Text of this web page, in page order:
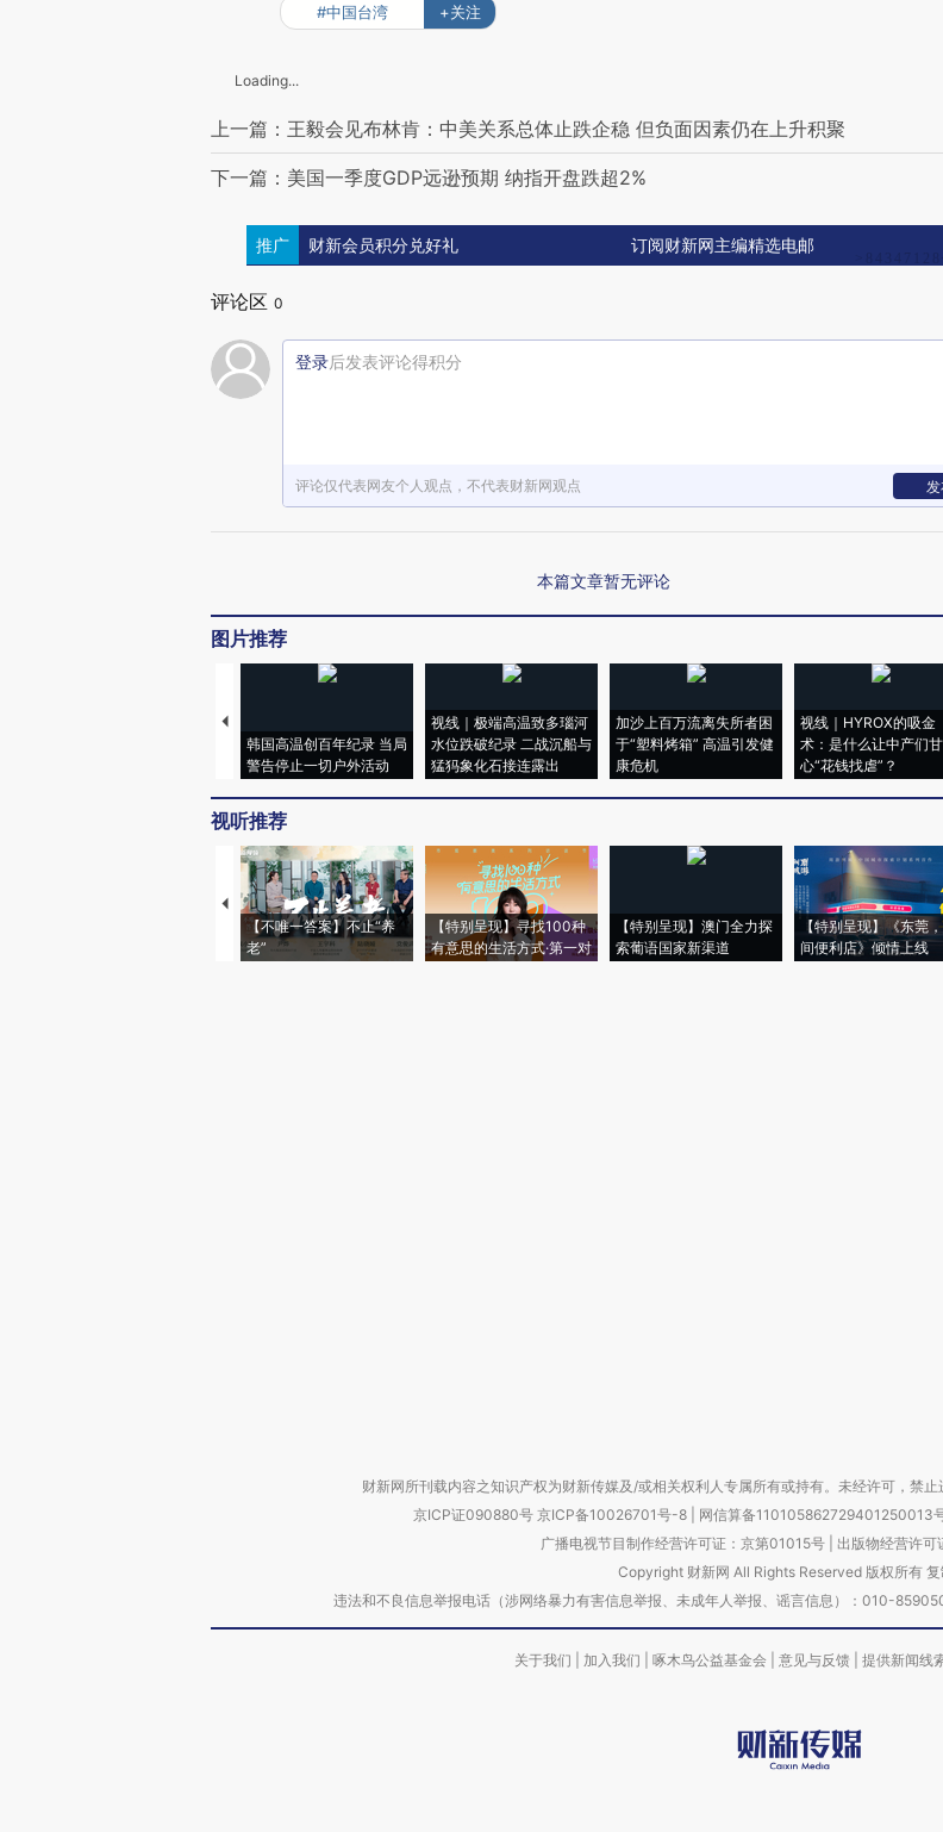
#中国台湾 +关注
Loading...
上一篇：王毅会见布林肯：中美关系总体止跌企稳 但负面因素仍在上升积聚
下一篇：美国一季度GDP远逊预期 纳指开盘跌超2%
推广 财新会员积分兑好礼 订阅财新网主编精选电邮
评论区 0
登录后发表评论得积分
评论仅代表网友个人观点，不代表财新网观点
本篇文章暂无评论
图片推荐
韩国高温创百年纪录 当局
警告停止一切户外活动
视线｜极端高温致多瑙河
水位跌破纪录 二战沉船与
猛犸象化石接连露出
加沙上百万流离失所者困
于“塑料烤箱” 高温引发健
康危机
视线｜HYROX的吸金
术：是什么让中产们甘
心“花钱找虐”？
视听推荐
【不唯一答案】不止“养
老”
【特别呈现】寻找100种
有意思的生活方式·第一对
【特别呈现】澳门全力探
索葡语国家新渠道
【特别呈现】《东莞
间便利店》倾情上线
财新网所刊载内容之知识产权为财新传媒及/或相关权利人专属所有或持有。未经许可，禁止
京ICP证090880号 京ICP备10026701号-8 网信算备110105862729401250013
广播电视节目制作经营许可证：京第01015号| 出版物经营许
Copyright 财新网 All Rights Reserved 版权所有 复
违法和不良信息举报电话（涉网络暴力有害信息举报、未成年人举报、谣言信息）：010-
关于我们 加入我们 啄木鸟公益基金会 意见与反馈 提供新闻线